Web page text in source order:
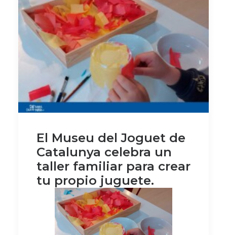
El Museu del Joguet de
Catalunya celebra un
taller familiar para crear
tu propio juguete.